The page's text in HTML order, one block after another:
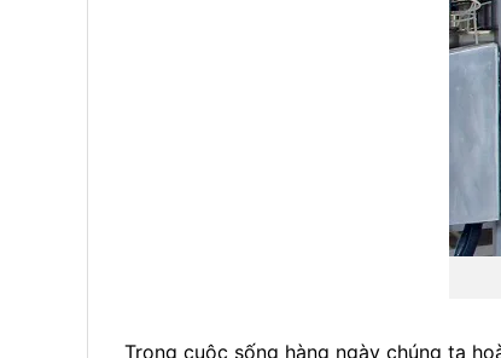
Trong cuộc sống hàng ngày chúng ta